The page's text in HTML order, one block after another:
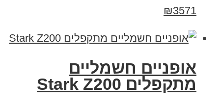
₪3571
‏אופניים חשמליים
‏מתקפלים Stark Z200